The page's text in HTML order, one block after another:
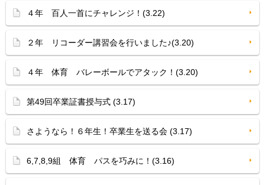
４年 百人一首にチャレンジ！(3.22)
２年 リコーダー講習会を行いました♪(3.20)
４年 体育 バレーボールでアタック！(3.20)
第49回卒業証書授与式 (3.17)
さようなら！６年生！卒業生を送る会 (3.17)
6,7,8,9組 体育 パスを巧みに！(3.16)